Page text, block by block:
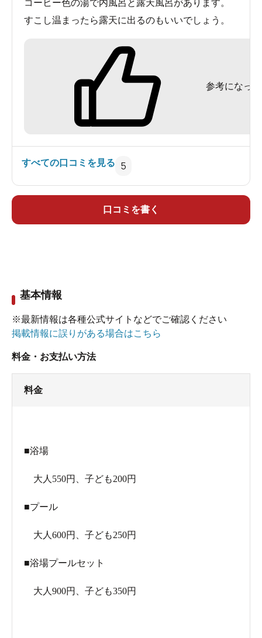
コーヒー色の湯で内風呂と露天風呂があります。
すこし温まったら露天に出るのもいいでしょう。
参考になった
すべての口コミを見る 5
口コミを書く
基本情報
※最新情報は各種公式サイトなどでご確認ください
掲載情報に誤りがある場合はこちら
料金・お支払い方法
料金
■浴場
大人550円、子ども200円
■プール
大人600円、子ども250円
■浴場プールセット
大人900円、子ども350円